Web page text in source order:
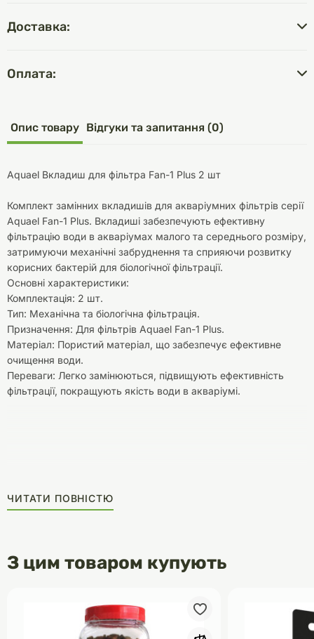
Доставка:
Оплата:
Опис товару Відгуки та запитання (0)
Aquael Вкладиш для фільтра Fan-1 Plus 2 шт
Комплект замінних вкладишів для акваріумних фільтрів серії
Aquael Fan-1 Plus. Вкладиші забезпечують ефективну
фільтрацію води в акваріумах малого та середнього розміру,
затримуючи механічні забруднення та сприяючи розвитку
корисних бактерій для біологічної фільтрації.
Основні характеристики:
Комплектація: 2 шт.
Тип: Механічна та біологічна фільтрація.
Призначення: Для фільтрів Aquael Fan-1 Plus.
Матеріал: Пористий матеріал, що забезпечує ефективне
очищення води.
Переваги: Легко замінюються, підвищують ефективність
фільтрації, покращують якість води в акваріумі.
ЧИТАТИ ПОВНІСТЮ
З цим товаром купують